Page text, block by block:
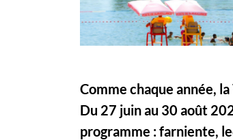
Comme chaque année,
Du 27 juin au 30 août
programme : farniente,